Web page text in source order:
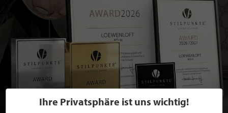
Ihre Privatsphäre ist uns wichtig!